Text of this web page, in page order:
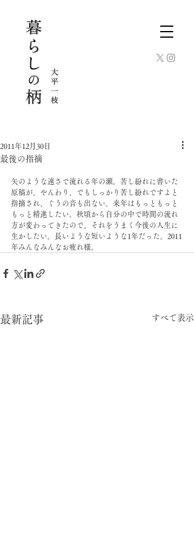
最後の指摘
2011年12月30日
矢のような速さで流れる年の瀬。苦し紛れに書いた
原稿が、やんわり、でもしっかり苦し紛れですよと
指摘され、ぐうの音も出ない。来年はもっともっと
もっと精進したい。秋頃から自分の中で時間の流れ
方が変わってきたので、それをうまく今後の人生に
生かしたい。長いような短いような1年だった。2011
年みんなみんなお疲れ様。
最新記事 すべて表示